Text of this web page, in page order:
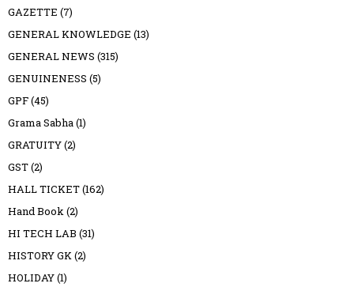
GAZETTE (7)
GENERAL KNOWLEDGE (13)
GENERAL NEWS (315)
GENUINENESS (5)
GPF(45)
Grama Sabha(1)
GRATUITY(2)
GST(2)
HALL TICKET(162)
Hand Book(2)
HI TECH LAB (31)
HISTORY GK(2)
HOLIDAY(1)